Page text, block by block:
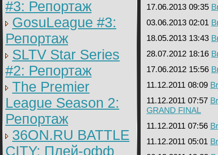
#3: Репортаж
GosuLeague #3:
Репортаж
SLTV Star Series
#2: Репортаж
The Premier
League Season 2:
Репортаж
36ON.RU BATTLE
CITY: Плей-офф
17.06.2013 09:35
03.06.2013 02:01
18.05.2013 13:43
28.07.2012 18:16
17.06.2012 15:56
11.12.2011 08:09
11.12.2011 07:57
GRAND FINAL
11.12.2011 07:56
11.12.2011 05:01